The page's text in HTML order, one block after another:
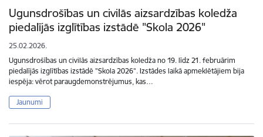
Ugunsdrošības un civilās aizsardzības koledža
piedalījās izglītības izstādē "Skola 2026"
25.02.2026.
Ugunsdrošības un civilās aizsardzības koledža no 19. līdz 21. februārim
piedalījās izglītības izstādē "Skola 2026". Izstādes laikā apmeklētājiem bija
iespēja: vērot paraugdemonstrējumus, kas…
Jaunumi